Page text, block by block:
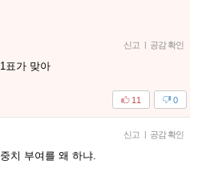
신고 공감 확인
표가 맞아
0
11
신고 공감 확인
치 부여를 왜 하냐.